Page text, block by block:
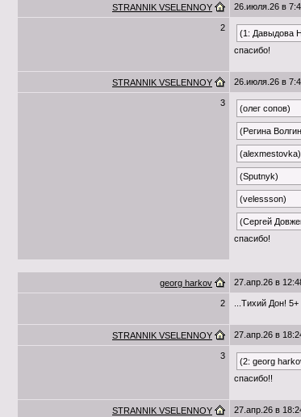
STRANNIK VSELENNOY 26.июля.26 в
2
(1: Давыдова
спасибо!
STRANNIK VSELENNOY 26.июля.26 в
3
(олег сопов)
(Регина
(alexmestovka)
(Sputnyk)
(velessson)
(Сергей
спасибо!
georg harkov 27.апр.26 в
2 ...Тихий Дон! 5+
STRANNIK VSELENNOY 27.апр.26 в
3
(2: georg
спасибо!!
STRANNIK VSELENNOY 27.апр.26 в